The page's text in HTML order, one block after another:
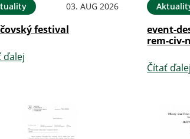
03. AUG 2026
festival
ďalej
event-
rem-civ-
Čítať ďalej